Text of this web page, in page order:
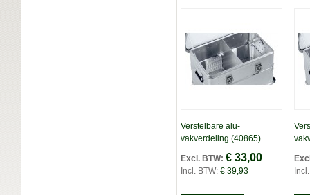
Verstelbare alu-
vakverdeling (40865)
Excl. BTW: € 33,00
Incl. BTW: € 39,93